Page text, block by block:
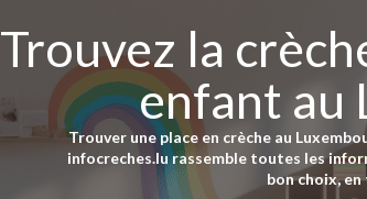
Trouvez la
enfant au
Trouver une place en crèche au
infocreches.lu rassemble toutes les
bon choix,